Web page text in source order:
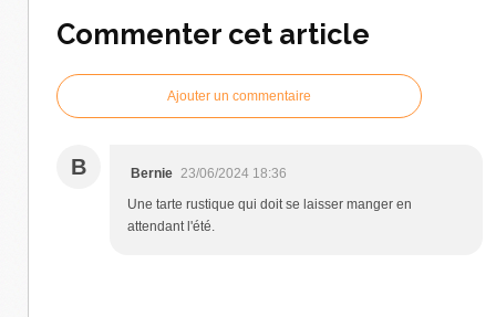
Commenter cet article
Ajouter un commentaire
B Bernie 23/06/2024 18:36
Une tarte rustique qui doit se laisser manger en
attendant l'été.